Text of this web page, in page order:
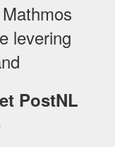
levering
PostNL